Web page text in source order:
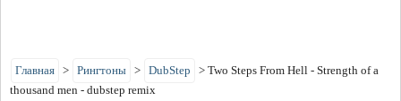
Главная > Рингтоны > DubStep > Two Steps From Hell - Strength of a
thousand men - dubstep remix